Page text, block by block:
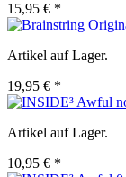
15,95 € *
Artikel auf Lager.
19,95 € *
Artikel auf Lager.
10,95 € *